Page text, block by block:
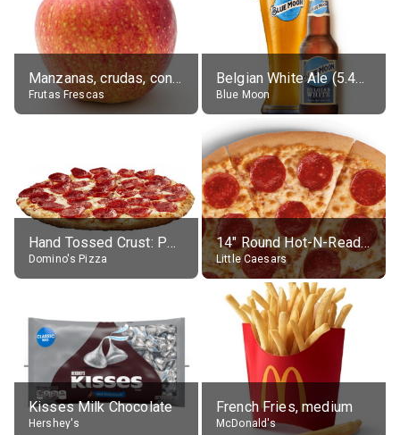
Manzanas, crudas, con piel
Frutas Frescas
Belgian White Ale (5.4% alc.)
Blue Moon
Hand Tossed Crust: Pepperoni Pizza (Large 14")
Domino's Pizza
14" Round Hot-N-Ready Pepperoni Pizza
Little Caesars
Kisses Milk Chocolate
Hershey's
French Fries, medium
McDonald's